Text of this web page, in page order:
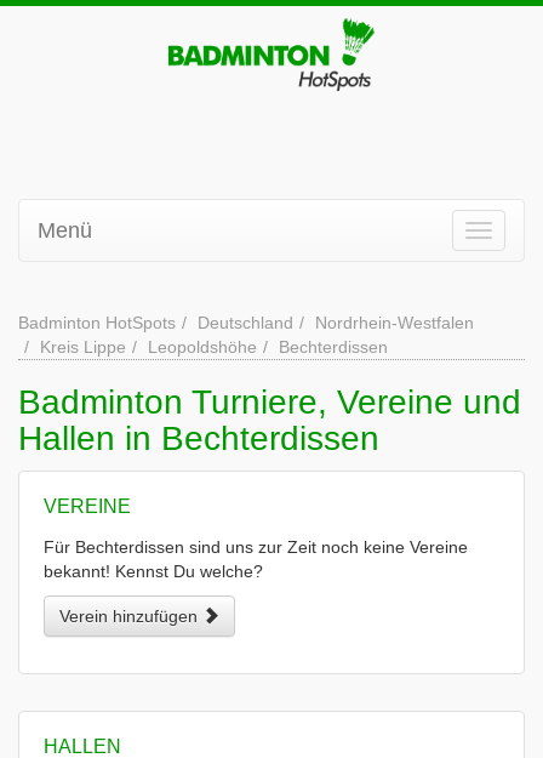
Menü
Badminton HotSpots Deutschland
Nordrhein-Westfalen
Kreis Lippe
Leopoldshöhe Bechterdissen
Badminton Turniere, Vereine und
Hallen in Bechterdissen
VEREINE
Für Bechterdissen sind uns zur Zeit noch keine Vereine
bekannt! Kennst Du welche?
Verein hinzufügen
HALLEN